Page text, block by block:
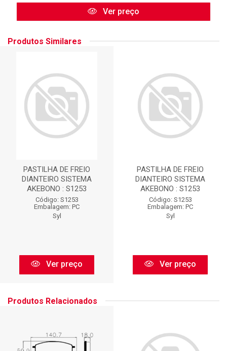
Ver preço
Produtos Similares
PASTILHA DE FREIO
DIANTEIRO SISTEMA
AKEBONO : S1253
Código: S1253
Embalagem: PC
Syl
Ver preço
PASTILHA DE FREIO
DIANTEIRO SISTEMA
AKEBONO : S1253
Código: S1253
Embalagem: PC
Syl
Ver preço
Produtos Relacionados